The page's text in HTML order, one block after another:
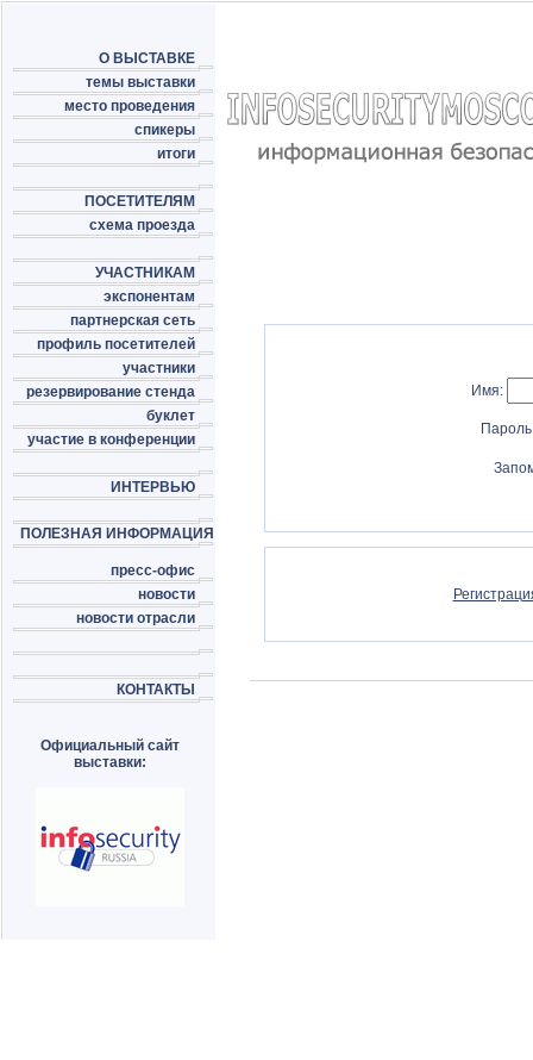
О ВЫСТАВКЕ
темы выставки
место проведения
спикеры
итоги
ПОСЕТИТЕЛЯМ
схема проезда
УЧАСТНИКАМ
экспонентам
партнерская сеть
профиль посетителей
участники
резервирование стенда
буклет
участие в конференции
ИНТЕРВЬЮ
ПОЛЕЗНАЯ ИНФОРМАЦИЯ
пресс-офис
новости
новости отрасли
КОНТАКТЫ
Официальный сайт
выставки:
Имя: